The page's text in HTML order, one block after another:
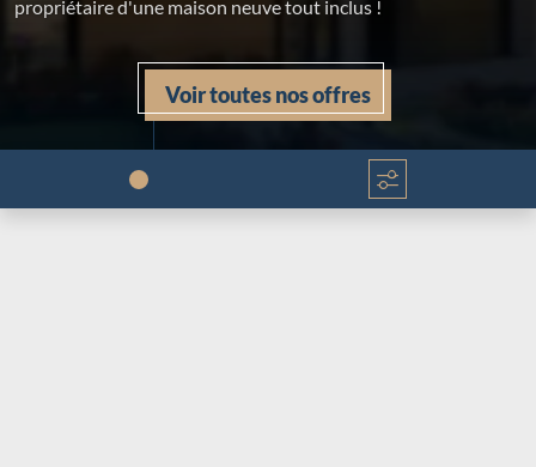
propriétaire d'une maison neuve tout inclus !
Voir toutes nos offres
Chargement...